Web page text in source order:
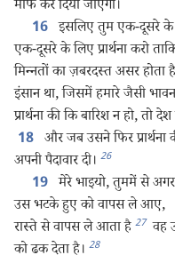
माफ कर दिया जाएगा।
16 इसलिए तुम एक-दूसरे के
एक-दूसरे के लिए प्रार्थना करो
मिन्‍नतों का ज़बरदस्त असर होता
इंसान था, जिसमें हमारे जैसी
प्रार्थना की कि बारिश न हो, तो
18 और जब उसने फिर
अपनी पैदावार दी। 26
19 मेरे भाइयो, तुममें से
उस भटके हुए को वापस ले आए,
रास्ते से वापस ले आता है 27 वह
को ढक देता है। 28